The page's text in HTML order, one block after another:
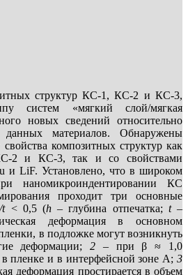
структур КС-1, КС-2 и КС-3,
систем «мягкий слой/мягкая
новых сведений относительно
данных материалов. Обнаружены
композитных структур как
2 и КС-3, так и со свойствами
и LiF. Установлено, что в широком
наномикроиндентировании КС
проходит три основные
t< 0,5 (h– глубина отпечатка; t–
деформация в основном
в подложке могут возникнуть
деформации;2 – при β ≈ 1,0
пленке и в интерфейсной зоне A; 3
деформация простирается в объем